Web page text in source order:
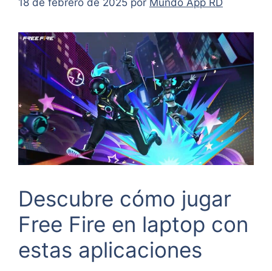
Descubre cómo jugar
Free Fire en laptop con
estas aplicaciones